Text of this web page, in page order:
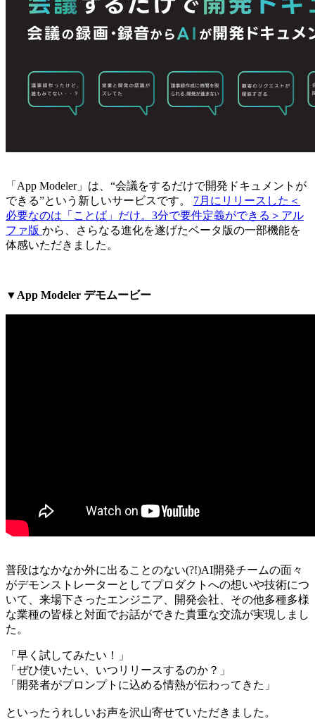
「App Modeler」は、“会議をするだけで開発ドキュメントが
できる”という新しいサービスです。 7月にリリースした＜
必要なのは「ことば」だけ。3分で要件定義ができる＞アル
ファ版 から、さらなる進化を遂げたベータ版の一部機能を
体感いただきました。
▼App Modeler デモムービー
普段はなかなか外に出ることのない(?!)AI開発チームの面々
がデモンストレーターとしてプロダクトへの想いや技術につ
いて、来場下さったエンジニア、開発会社、その他多種多様
な業種の皆様と対面でお話ができた貴重な交流が実現しまし
た。
「早く試してみたい！」
「ぜひ使いたい、いつリリースするのか？」
「開発者がプロンプトに込める情熱が伝わってきた」
といったうれしいお声を沢山寄せていただきました。